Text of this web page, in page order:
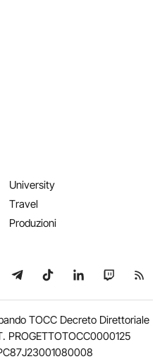
University
Travel
Produzioni
YouTube
su WhatsApp
Seguici su Telegram
Seguici su TikTok
Seguici su
Seguici
TOCC Decreto Direttoriale
PROGETTOTOCC0000125